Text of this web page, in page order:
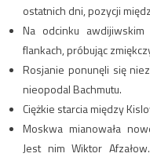
ostatnich dni, pozycji
Na odcinku
flankach, próbując
Rosjanie ponunęli się
nieopodal Bachmutu.
Ciężkie starcia między
Moskwa mianowała
Jest nim Wiktor